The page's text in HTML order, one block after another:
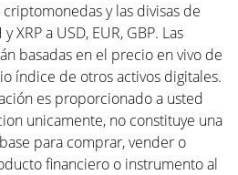
y las divisas de
XRP a USD, EUR, GBP. Las
basadas en el precio en vivo de
índice de otros activos digitales.
es proporcionado a usted
unicamente, no constituye una
para comprar, vender o
financiero o instrumento al